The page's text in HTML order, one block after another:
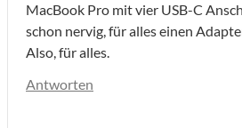
MacBook Pro mit vier USB-C
schon nervig, für alles einen
Also, für alles.
Antworten